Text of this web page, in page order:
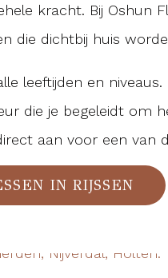
kracht. Bij Oshun
die dichtbij huis
leeftijden en
die je begeleidt om
aan voor een van
IN RIJSSEN